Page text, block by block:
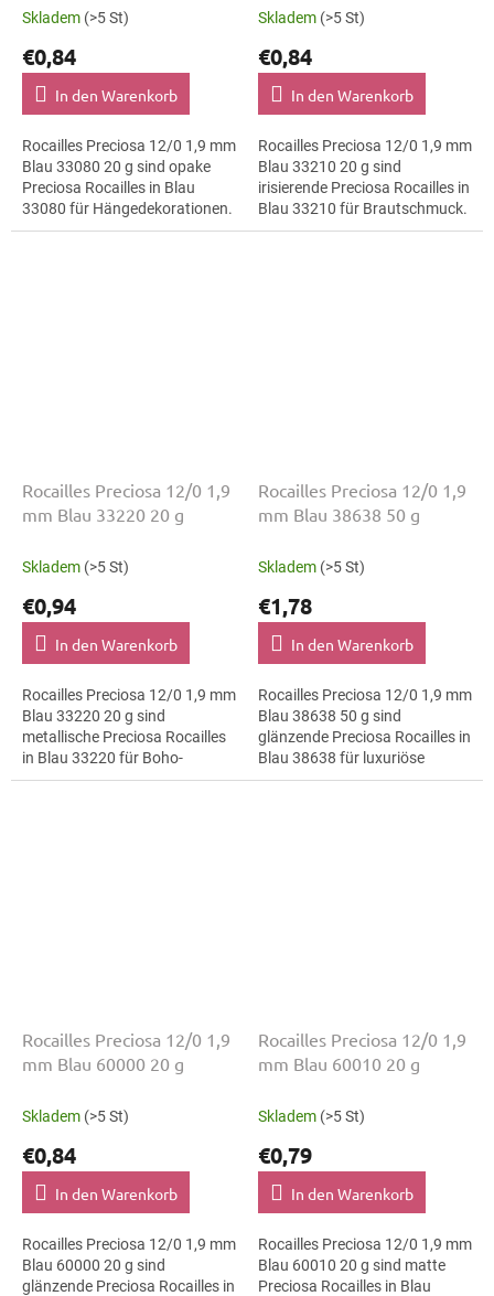
Skladem (>5 St)
€0,84
In den Warenkorb
Rocailles Preciosa 12/0 1,9 mm
Blau 33080 20 g sind opake
Preciosa Rocailles in Blau
33080 für Hängedekorationen.
Die Größe 12/0 mit 1,9 mm
Skladem (>5 St)
€0,84
In den Warenkorb
Rocailles Preciosa 12/0 1,9 mm
Blau 33210 20 g sind
irisierende Preciosa Rocailles in
Blau 33210 für Brautschmuck.
Die Größe 12/0 mit 1,9 mm
Rocailles Preciosa 12/0 1,9
mm Blau 33220 20 g
Skladem (>5 St)
€0,94
In den Warenkorb
Rocailles Preciosa 12/0 1,9 mm
Blau 33220 20 g sind
metallische Preciosa Rocailles
in Blau 33220 für Boho-
Accessoires. Die Größe 12/0
Rocailles Preciosa 12/0 1,9
mm Blau 38638 50 g
Skladem (>5 St)
€1,78
In den Warenkorb
Rocailles Preciosa 12/0 1,9 mm
Blau 38638 50 g sind
glänzende Preciosa Rocailles in
Blau 38638 für luxuriöse
Abendmode. Die Größe 12/0
Rocailles Preciosa 12/0 1,9
mm Blau 60000 20 g
Skladem (>5 St)
€0,84
In den Warenkorb
Rocailles Preciosa 12/0 1,9 mm
Blau 60000 20 g sind
glänzende Preciosa Rocailles in
Rocailles Preciosa 12/0 1,9
mm Blau 60010 20 g
Skladem (>5 St)
€0,79
In den Warenkorb
Rocailles Preciosa 12/0 1,9 mm
Blau 60010 20 g sind matte
Preciosa Rocailles in Blau